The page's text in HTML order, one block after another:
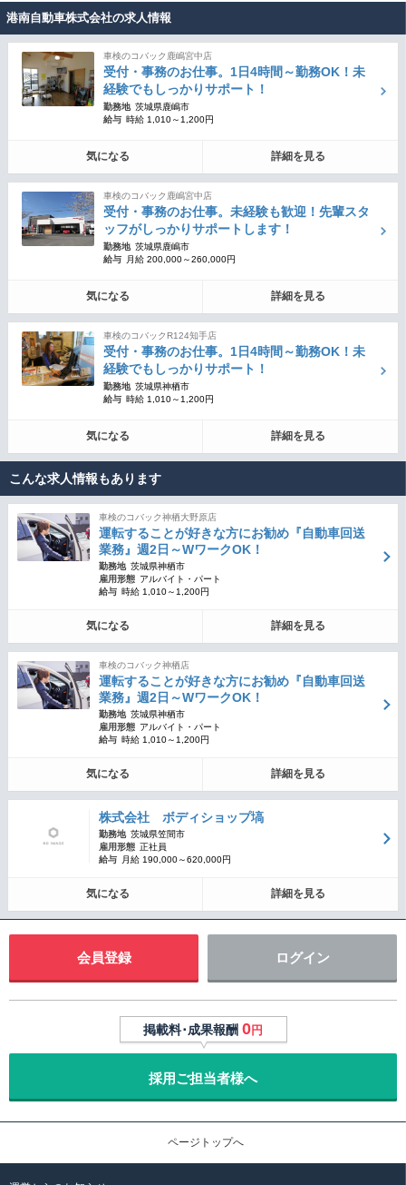
港南自動車株式会社の求人情報
車検のコバック鹿嶋宮中店
受付・事務のお仕事。1日4時間～勤務OK！未
経験でもしっかりサポート！
勤務地 茨城県鹿嶋市
給与 時給 1,010～1,200円
気になる 詳細を見る
車検のコバック鹿嶋宮中店
受付・事務のお仕事。未経験も歓迎！先輩スタ
ッフがしっかりサポートします！
勤務地 茨城県鹿嶋市
給与
月給 200,000～260,000円
気になる 詳細を見る
車検のコバックR124知手店
受付・事務のお仕事。1日4時間～勤務OK！未
経験でもしっかりサポート！
勤務地 茨城県神栖市
給与 時給 1,010～1,200円
気になる 詳細を見る
こんな求人情報もあります
車検のコバック神栖大野原店
運転することが好きな方にお勧め『自動車回送
業務』週2日～WワークOK！
勤務地 茨城県神栖市
雇用形態 アルバイト・パート
給与 時給 1,010～1,200円
気になる 詳細を見る
車検のコバック神栖店
運転することが好きな方にお勧め『自動車回送
業務』週2日～WワークOK！
勤務地 茨城県神栖市
雇用形態 アルバイト・パート
給与 時給 1,010～1,200円
気になる 詳細を見る
株式会社 ボディショップ塙
勤務地 茨城県笠間市
雇用形態 正社員
給与
月給 190,000～620,000円
気になる 詳細を見る
会員登録 ログイン
掲載料･成果報酬 0円
採用ご担当者様へ
ページトップへ